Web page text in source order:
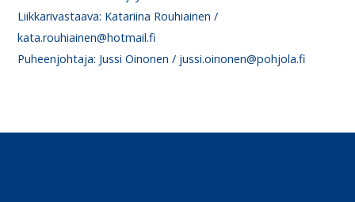
Liikkarivastaava: Katariina Rouhiainen /
kata.rouhiainen@hotmail.fi
Puheenjohtaja: Jussi Oinonen / jussi.oinonen@pohjola.fi